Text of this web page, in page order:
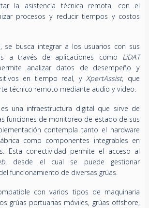
la asistencia técnica remota, con el
procesos y reducir tiempos y costos
se busca integrar a los usuarios con sus
a través de aplicaciones como LiDAT
analizar datos de desempeño y
en tiempo real, yXpertAssist, que
técnico remoto mediante audio y video.
una infraestructura digital que sirve de
funciones de monitoreo de estado de sus
contempla tanto el hardware
como componentes integrables en
Esta conectividad permite el acceso al
, desde el cual se puede gestionar
funcionamiento de diversas grúas.
con varios tipos de maquinaria
grúas portuarias móviles, grúas offshore,